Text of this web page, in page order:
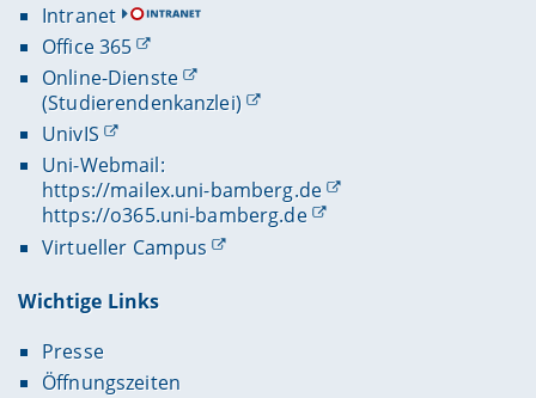
Intranet
Office 365
Online-Dienste
(Studierendenkanzlei)
UnivIS
Uni-Webmail:
https://mailex.uni-bamberg.de
https://o365.uni-bamberg.de
Virtueller Campus
Wichtige Links
Presse
Öffnungszeiten